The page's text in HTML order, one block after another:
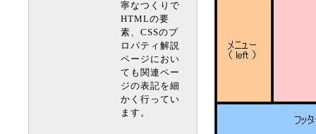
寧なつくりで
HTMLの要
素、CSSのプ
ロパティ解説
ページにおい
ても関連ペー
ジの表記を細
かく行ってい
ます。